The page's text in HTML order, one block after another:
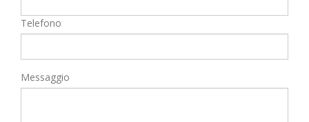
Telefono
Messaggio